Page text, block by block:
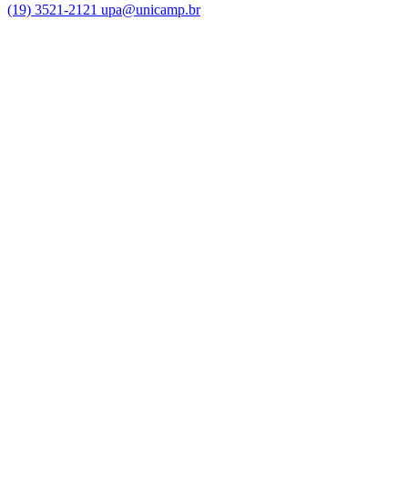
(19) 3521-2121 upa@unicamp.br